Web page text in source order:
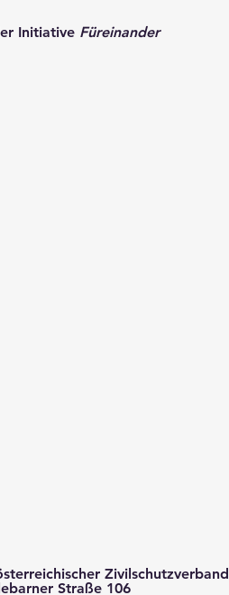
Initiative Füreinander
Zivilschutzverband
Straße 106